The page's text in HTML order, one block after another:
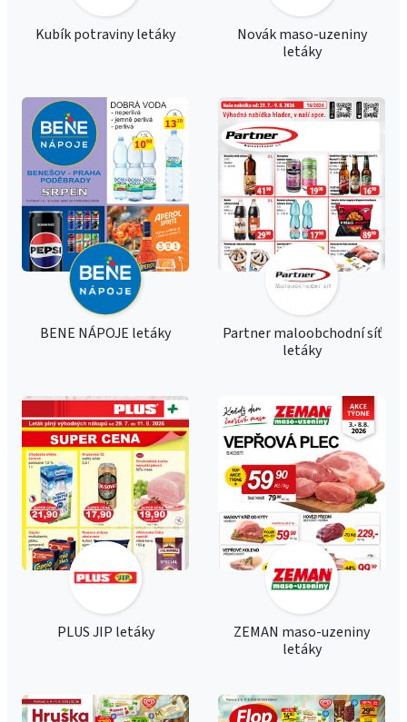
Kubík potraviny letáky
Novák maso-uzeniny
letáky
BENE NÁPOJE letáky
Partner maloobchodní síť
letáky
PLUS JIP letáky
ZEMAN maso-uzeniny
letáky